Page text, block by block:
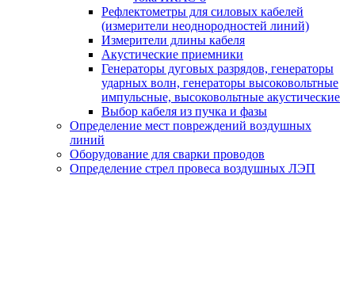
Рефлектометры для силовых кабелей
(измерители неоднородностей линий)
Измерители длины кабеля
Акустические приемники
Генераторы дуговых разрядов, генераторы
ударных волн, генераторы высоковольтные
импульсные, высоковольтные акустические
Выбор кабеля из пучка и фазы
Определение мест повреждений воздушных
линий
Оборудование для сварки проводов
Определение стрел провеса воздушных ЛЭП